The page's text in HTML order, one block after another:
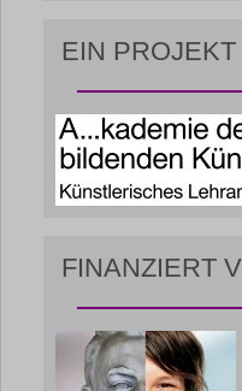
EIN PROJEKT
FINANZIERT